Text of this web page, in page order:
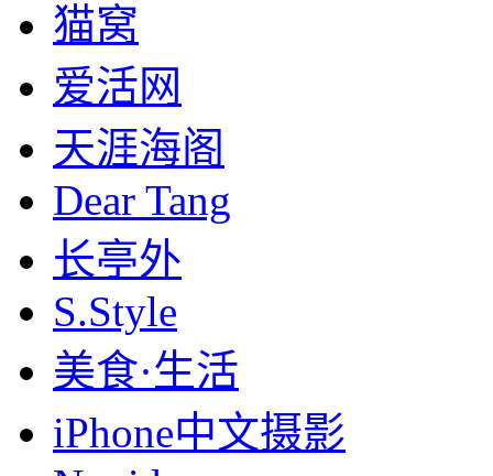
猫窝
爱活网
天涯海阁
Dear Tang
长亭外
S.Style
美食·生活
iPhone中文摄影